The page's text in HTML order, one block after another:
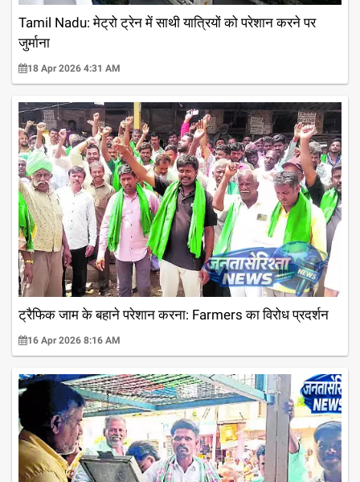
Tamil Nadu: मेट्रो ट्रेन में साथी यात्रियों को परेशान करने पर
जुर्माना
18 Apr 2026 4:31 AM
ट्रैफिक जाम के बहाने परेशान करना: Farmers का विरोध प्रदर्शन
16 Apr 2026 8:16 AM